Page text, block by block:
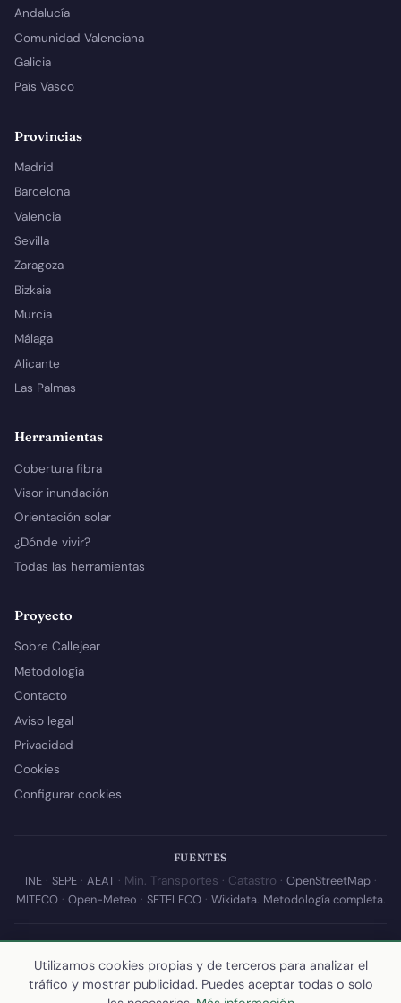
Andalucía
Comunidad Valenciana
Galicia
País Vasco
Provincias
Madrid
Barcelona
Valencia
Sevilla
Zaragoza
Bizkaia
Murcia
Málaga
Alicante
Las Palmas
Herramientas
Cobertura fibra
Visor inundación
Orientación solar
¿Dónde vivir?
Todas las herramientas
Proyecto
Sobre Callejear
Metodología
Contacto
Aviso legal
Privacidad
Cookies
Configurar cookies
FUENTES
INE· SEPE· AEAT· Min. Transportes · Catastro · OpenStreetMap·
MITECO· Open-Meteo · SETELECO· Wikidata. Metodología completa.
© 2026 Callejear.com — Directorio municipal de España con datos
abiertos. Desarrollado y mantenido porYoel Castaño.
Última actualización de esta página:10 de julio de 2026
Utilizamos cookies propias y de terceros para analizar el
tráfico y mostrar publicidad. Puedes aceptar todas o solo